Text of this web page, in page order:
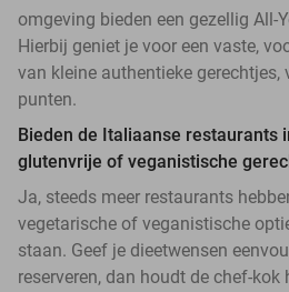
omgeving bieden een gezellig All-
Hierbij geniet je voor een vaste,
van kleine authentieke gerechtjes,
punten.
Bieden de Italiaanse restaurants
glutenvrije of veganistische
Ja, steeds meer restaurants
vegetarische of veganistische
staan. Geef je dieetwensen
reserveren, dan houdt de chef-kok